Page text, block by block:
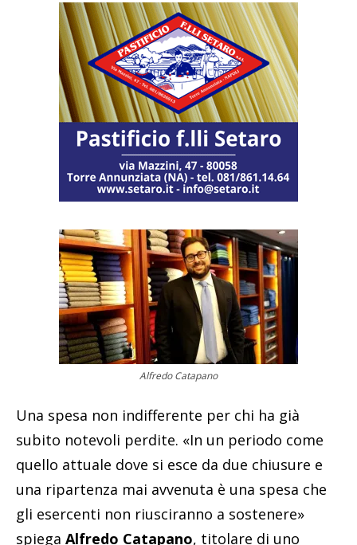
Alfredo Catapano
Una spesa non indifferente per chi ha già
subito notevoli perdite. «In un periodo come
quello attuale dove si esce da due chiusure e
una ripartenza mai avvenuta è una spesa che
gli esercenti non riusciranno a sostenere»
spiega Alfredo Catapano, titolare di uno